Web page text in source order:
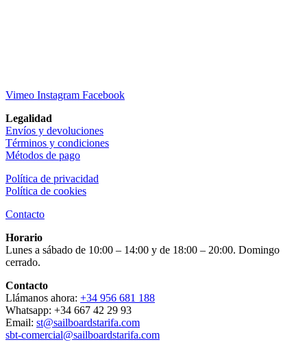
Vimeo Instagram Facebook
Legalidad
Envíos y devoluciones
Términos y condiciones
Métodos de pago
Política de privacidad
Política de cookies
Contacto
Horario
Lunes a sábado de 10:00 – 14:00 y de 18:00 – 20:00. Domingo
cerrado.
Contacto
Llámanos ahora: +34 956 681 188
Whatsapp: +34 667 42 29 93
Email: st@sailboardstarifa.com
sbt-comercial@sailboardstarifa.com